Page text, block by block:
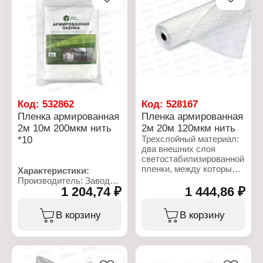
1,88х0,65х0,4 м
Материал чехла: ПВХ
Плотность пленки: 100
Материал каркаса:
стальная труба
Код: 532862
Пленка армированная
2м 10м 200мкм нить
*10
Характеристики:
Производитель: Завод
Тип товара: Пленка
укрывная
Вид: армированная
(нить)
1 204,74 ₽
В корзину
Код:528167
Пленка армированная
2м 20м 120мкм нить
Трехслойный материал:
два внешних слоя
светостабилизированной
пленки, между которыми
полиэиленовые полосы,
что придает плёнке
высокую прочность – до
700 кг на м2.
многолетнего покрытия
для парников и теплиц,
гидроизоляция стен,
1 444,86 ₽
В корзину